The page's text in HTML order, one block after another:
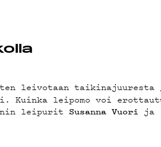
leivotaan taikinajuuresta
Kuinka leipomo voi
leipurit Susanna Vuori ja